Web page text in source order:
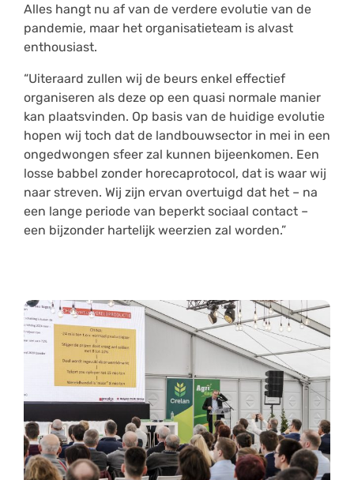
Alles hangt nu af van de verdere evolutie van de
pandemie, maar het organisatieteam is alvast
enthousiast.
“Uiteraard zullen wij de beurs enkel effectief
organiseren als deze op een quasi normale manier
kan plaatsvinden. Op basis van de huidige evolutie
hopen wij toch dat de landbouwsector in mei in een
ongedwongen sfeer zal kunnen bijeenkomen. Een
losse babbel zonder horecaprotocol, dat is waar wij
naar streven. Wij zijn ervan overtuigd dat het – na
een lange periode van beperkt sociaal contact –
een bijzonder hartelijk weerzien zal worden.”